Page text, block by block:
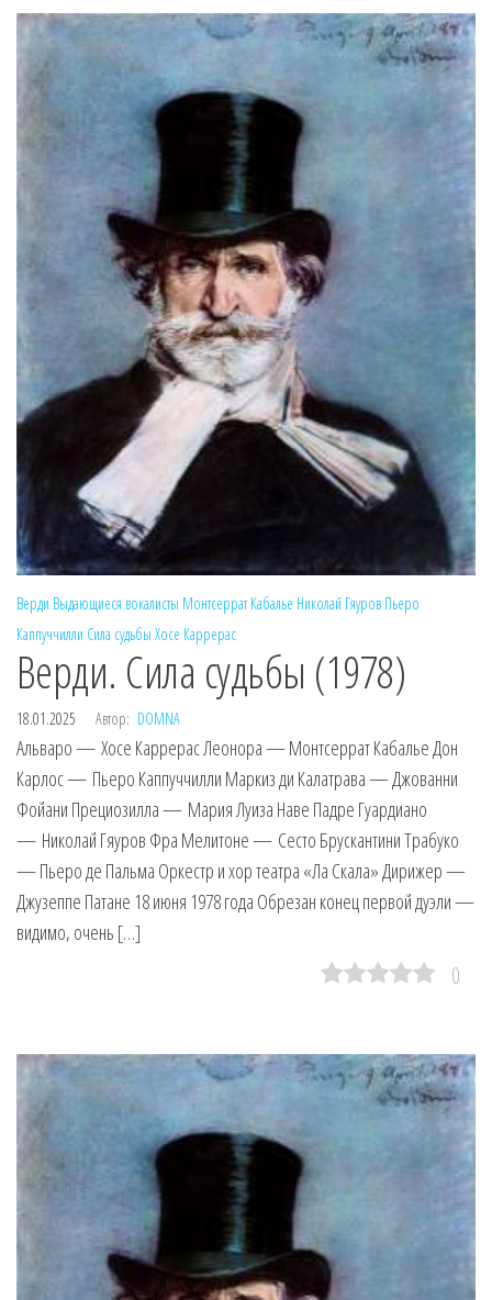
Верди Выдающиеся вокалисты Монтсеррат Кабалье Николай Гяуров Пьеро
Каппуччилли Сила судьбы Хосе Каррерас
Верди. Сила судьбы (1978)
18.01.2025 Автор: DOMNA
Альваро — Хосе Каррерас Леонора — Монтсеррат Кабалье Дон
Карлос — Пьеро Каппуччилли Маркиз ди Калатрава — Джованни
Фойани Прециозилла — Мария Луиза Наве Падре Гуардиано
— Николай Гяуров Фра Мелитоне — Сесто Брускантини Трабуко
— Пьеро де Пальма Оркестр и хор театра «Ла Скала» Дирижер —
Джузеппе Патане 18 июня 1978 года Обрезан конец первой дуэли —
видимо, очень […]
0